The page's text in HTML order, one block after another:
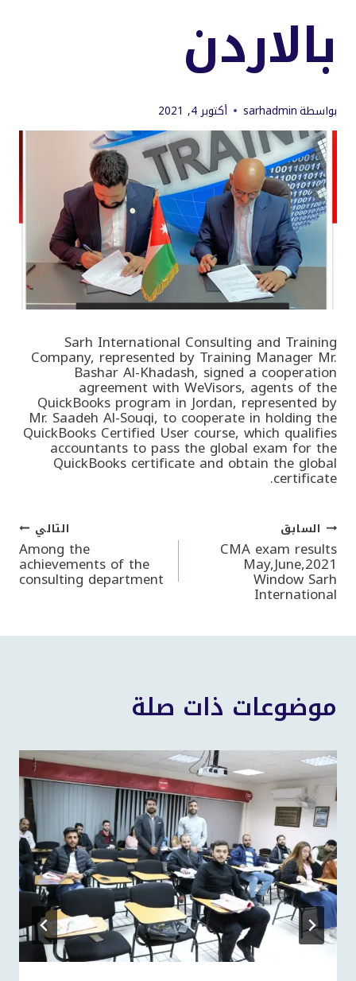
بالاردن
بواسطةsarhadmin أكتوبر 4, 2021
Sarh International Consulting and Training
Company, represented by Training Manager Mr.
Bashar Al-Khadash, signed a cooperation
agreement with WeVisors, agents of the
QuickBooks program in Jordan, represented by
Mr. Saadeh Al-Souqi, to cooperate in holding the
QuickBooks Certified User course, which qualifies
accountants to pass the global exam for the
QuickBooks certificate and obtain the global
certificate.
تصفّح
المقالات
السابق
CMA exam results
May,June,2021
Window Sarh
International
التالي
Among the
achievements of the
consulting department
موضوعات ذات صلة